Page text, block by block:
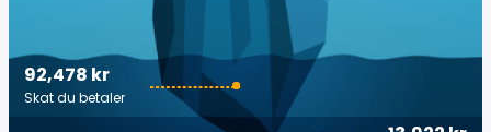
92,478 kr
Skat du betaler